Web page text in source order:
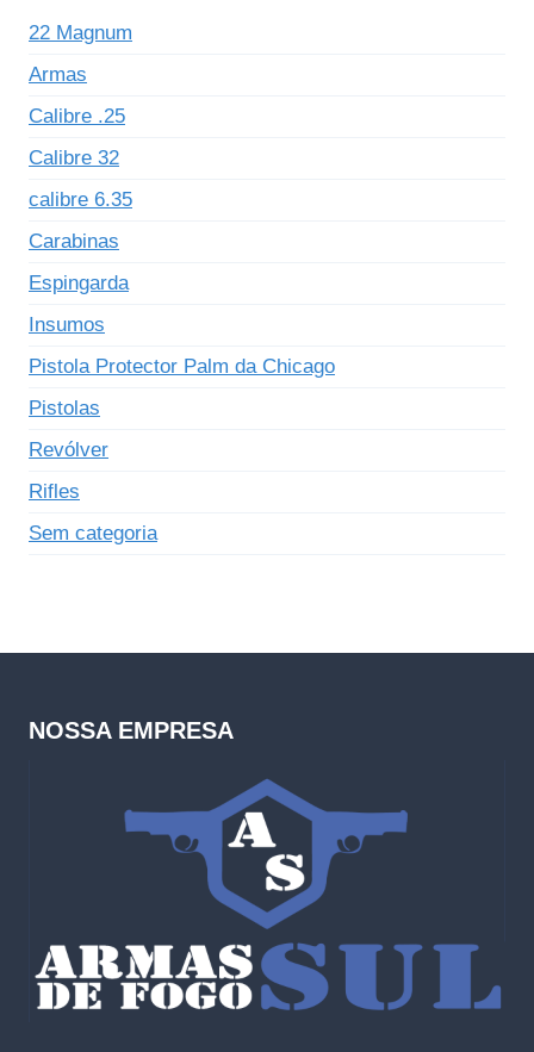
22 Magnum
Armas
Calibre .25
Calibre 32
calibre 6.35
Carabinas
Espingarda
Insumos
Pistola Protector Palm da Chicago
Pistolas
Revólver
Rifles
Sem categoria
NOSSA EMPRESA